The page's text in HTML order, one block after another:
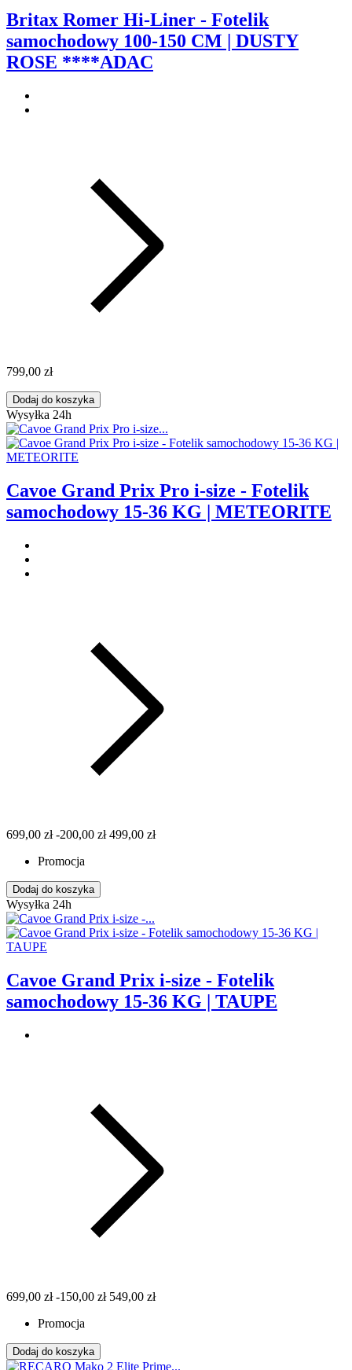
Britax Romer Hi-Liner - Fotelik
samochodowy 100-150 CM | DUSTY
ROSE ****ADAC
799,00 zł
Dodaj do koszyka
Wysyłka 24h
Cavoe Grand Prix Pro i-size - Fotelik
samochodowy 15-36 KG | METEORITE
699,00 zł -200,00 zł 499,00 zł
Promocja
Dodaj do koszyka
Wysyłka 24h
Cavoe Grand Prix i-size - Fotelik
samochodowy 15-36 KG | TAUPE
699,00 zł -150,00 zł 549,00 zł
Promocja
Dodaj do koszyka